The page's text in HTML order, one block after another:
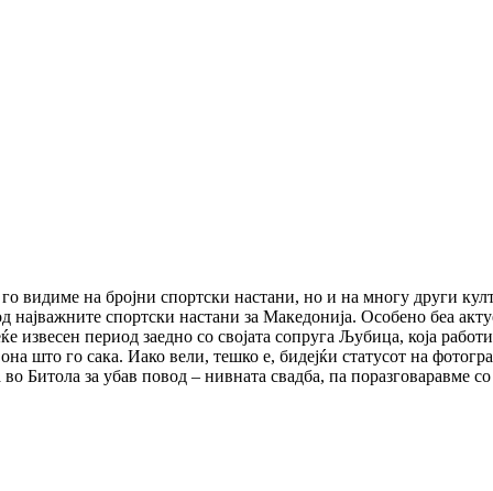
видиме на бројни спортски настани, но и на многу други
најважните спортски настани за Македонија. Особено беа
период заедно со својата сопруга Љубица, која
што го сака. Иако вели, тешко е, бидејќи статусот на
Битола за убав повод – нивната свадба, па поразговаравме